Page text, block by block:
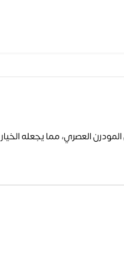
العصري، مما يجعله الخيار